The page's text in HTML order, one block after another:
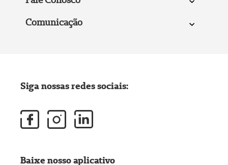
Comunicação
Siga nossas redes sociais:
Baixe nosso aplicativo